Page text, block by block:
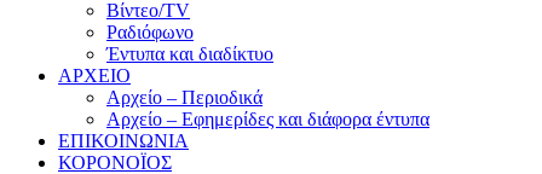
Βίντεο/TV
Ραδιόφωνο
Έντυπα και διαδίκτυο
ΑΡΧΕΙΟ
Αρχείο – Περιοδικά
Αρχείο – Εφημερίδες και διάφορα έντυπα
ΕΠΙΚΟΙΝΩΝΙΑ
ΚΟΡΟΝΟΪΟΣ